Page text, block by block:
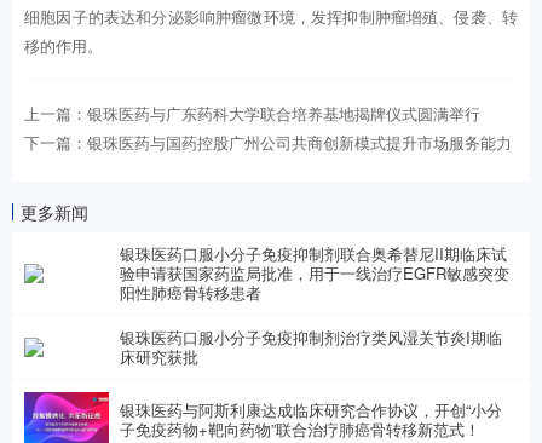
细胞因子的表达和分泌影响肿瘤微环境，发挥抑制肿瘤增殖、侵袭、转
移的作用。
上一篇：银珠医药与广东药科大学联合培养基地揭牌仪式圆满举行
下一篇：银珠医药与国药控股广州公司共商创新模式提升市场服务能力
更多新闻
银珠医药口服小分子免疫抑制剂联合奥希替尼II期临床试
验申请获国家药监局批准，用于一线治疗EGFR敏感突变
阳性肺癌骨转移患者
银珠医药口服小分子免疫抑制剂治疗类风湿关节炎I期临
床研究获批
银珠医药与阿斯利康达成临床研究合作协议，开创“小分
子免疫药物+靶向药物”联合治疗肺癌骨转移新范式！